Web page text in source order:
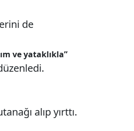
de
ve yataklıkla”
alıp yırttı.